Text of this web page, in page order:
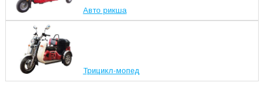
Авто рикша
Трицикл-мопед